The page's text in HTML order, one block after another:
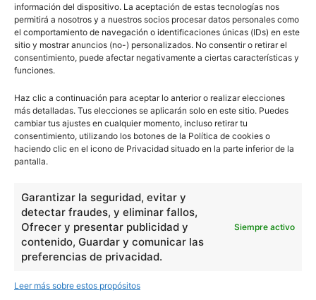
información del dispositivo. La aceptación de estas tecnologías nos
permitirá a nosotros y a nuestros socios procesar datos personales como
el comportamiento de navegación o identificaciones únicas (IDs) en este
sitio y mostrar anuncios (no-) personalizados. No consentir o retirar el
consentimiento, puede afectar negativamente a ciertas características y
funciones.
Haz clic a continuación para aceptar lo anterior o realizar elecciones
más detalladas. Tus elecciones se aplicarán solo en este sitio. Puedes
cambiar tus ajustes en cualquier momento, incluso retirar tu
consentimiento, utilizando los botones de la Política de cookies o
haciendo clic en el icono de Privacidad situado en la parte inferior de la
pantalla.
Garantizar la seguridad, evitar y
detectar fraudes, y eliminar fallos,
Ofrecer y presentar publicidad y
contenido, Guardar y comunicar las
preferencias de privacidad.
Siempre activo
Leer más sobre estos propósitos
1 2 3
0 Comentarios
escuelapedia
Nuestros articulos son redactados y publicados bajo
licencia de uso libre. El usuario puede reproducir y hacer
obras derivadas de todos los contenidos disponibles en
nuestro sitio. Este sitio usa cookies de terceros. Lea más
informaciónaquí.